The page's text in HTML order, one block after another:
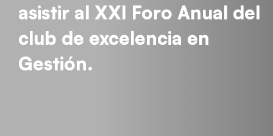
asistir al XXI Foro Anual del
club de excelencia en
Gestión.